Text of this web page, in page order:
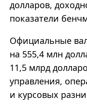
долларов,
показатели
Официальные
на 555,4 млн
11,5 млрд
управления,
и курсовых